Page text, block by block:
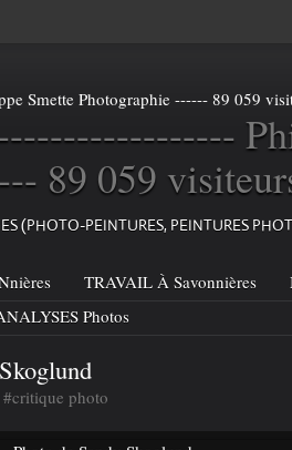
89 059
(PHOTO-PEINTURES, PEINTURES
TRAVAIL À Savonnières
Photos
#critique photo